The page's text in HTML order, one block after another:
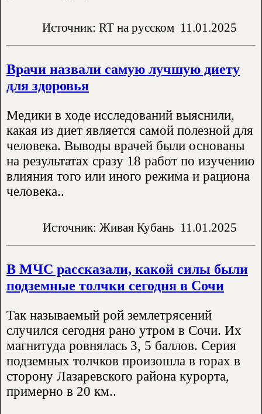
Источник: RT на русском 11.01.2025
Врачи назвали самую лучшую диету
для здоровья
Медики в ходе исследований выяснили,
какая из диет является самой полезной для
человека. Выводы врачей были основаны
на результатах сразу 18 работ по изучению
влияния того или иного режима и рациона
человека..
Источник: Живая Кубань 11.01.2025
В МЧС рассказали, какой силы были
подземные толчки сегодня в Сочи
Так называемый рой землетрясений
случился сегодня рано утром в Сочи. Их
магнитуда ровнялась 3, 5 баллов. Серия
подземных толчков произошла в горах в
сторону Лазаревского района курорта,
примерно в 20 км..